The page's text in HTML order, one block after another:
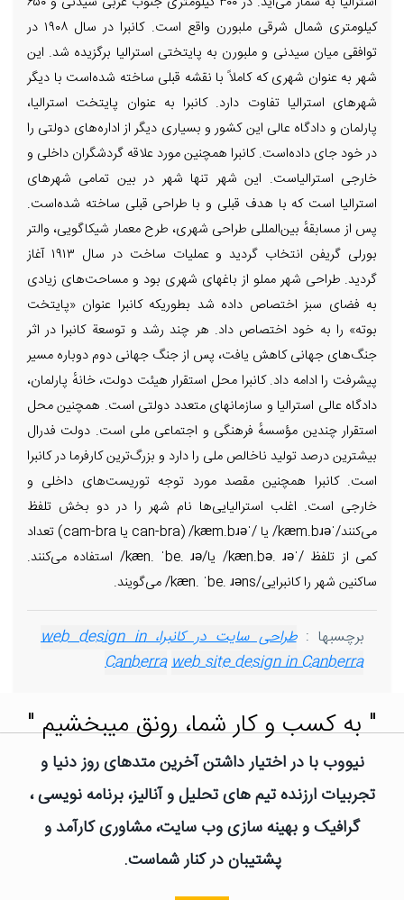
کیلومتری شمال شرقی ملبورن واقع است. کانبرا در سال ۱۹۰۸ در
توافقی میان سیدنی و ملبورن به پایتختی استرالیا برگزیده شد. این
شهر به عنوان شهری که کاملاً با نقشه قبلی ساخته شده‌است با دیگر
شهرهای استرالیا تفاوت دارد. کانبرا به عنوان پایتخت استرالیا،
پارلمان و دادگاه عالی این کشور و بسیاری دیگر از اداره‌های دولتی را
در خود جای داده‌است. کانبرا همچنین مورد علاقه گردشگران داخلی و
خارجی استرالیاست. این شهر تنها شهر در بین تمامی شهرهای
استرالیا است که با هدف قبلی و با طراحی قبلی ساخته شده‌است.
پس از مسابقهٔ بین‌المللی طراحی شهری، طرح معمار شیکاگویی، والتر
بورلی گریفن انتخاب گردید و عملیات ساخت در سال ۱۹۱۳ آغاز
گردید. طراحی شهر مملو از باغهای شهری بود و مساحت‌های زیادی
به فضای سبز اختصاص داده شد بطوریکه کانبرا عنوان «پایتخت
بوته» را به خود اختصاص داد. هر چند رشد و توسعة کانبرا در اثر
جنگ‌های جهانی کاهش یافت، پس از جنگ جهانی دوم دوباره مسیر
پیشرفت را ادامه داد. کانبرا محل استقرار هیئت دولت، خانهٔ پارلمان،
دادگاه عالی استرالیا و سازمانهای متعدد دولتی است. همچنین محل
استقرار چندین مؤسسهٔ فرهنگی و اجتماعی ملی است. دولت فدرال
بیشترین درصد تولید ناخالص ملی را دارد و بزرگ‌ترین کارفرما در کانبرا
است. کانبرا همچنین مقصد مورد توجه توریست‌های داخلی و
خارجی است. اغلب استرالیایی‌ها نام شهر را در دو بخش تلفظ
می‌کنند/ˈkæm.bɹə/ یا /ˈkæm.bɹə/ (can-bra یا cam-bra) تعداد
کمی از تلفظ /ˈkæn.bə. ɹə/ یا/kæn. ˈbe. ɹə/ استفاده می‌کنند.
ساکنین شهر را کانبرایی/kæn. ˈbe. ɹəns/ می‌گویند.
برچسبها :
طراحی سایت در کانبرا، web design in
Canberraweb site design in Canberra
" به کسب و کار شما، رونق میبخشیم "
نیووب با در اختیار داشتن آخرین متدهای روز دنیا و
تجربیات ارزنده تیم های تحلیل و آنالیز، برنامه نویسی ،
گرافیک و بهینه سازی وب سایت، مشاوری کارآمد و
پشتیبان در کنار شماست.